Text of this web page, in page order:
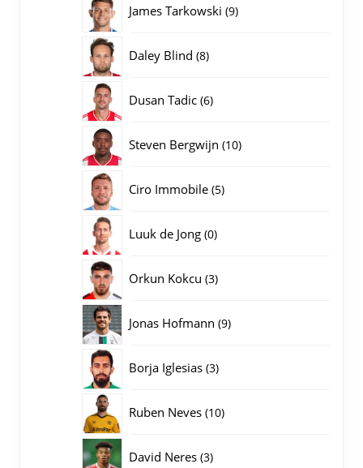
James Tarkowski 99
Daley Blind 88
Dusan Tadic 66
Steven Bergwijn 1010
Ciro Immobile 55
Luuk de Jong 00
Orkun Kokcu 33
Jonas Hofmann 99
Borja Iglesias 33
Ruben Neves 1010
David Neres 33